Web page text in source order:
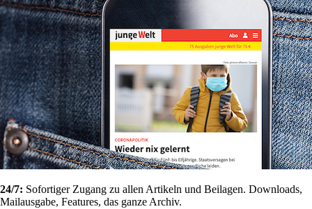
24/7: Sofortiger Zugang zu allen Artikeln und Beilagen. Downloads,
Mailausgabe, Features, das ganze Archiv.